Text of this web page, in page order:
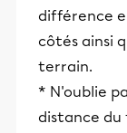
différence
côtés ainsi
terrain.
* N'oublie
distance